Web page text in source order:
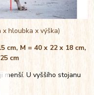
hloubka x výška)
cm, M = 40 x 22 x 18 cm,
cm
menší. U vyššího stojanu